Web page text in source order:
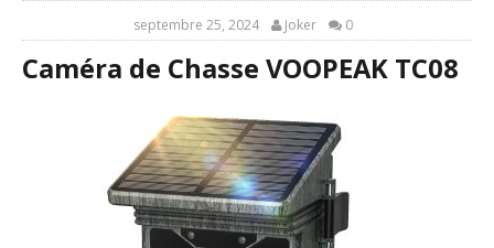
septembre 25, 2024 Joker 0
Caméra de Chasse VOOPEAK TC08